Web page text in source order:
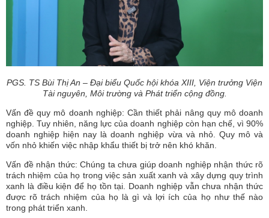
PGS. TS Bùi Thị An – Đại biểu Quốc hội khóa XIII, Viện trưởng Viện
Tài nguyên, Môi trường và Phát triển cộng đồng.
Vấn đề quy mô doanh nghiệp: Cần thiết phải nâng quy mô doanh
nghiệp. Tuy nhiên, năng lực của doanh nghiệp còn hạn chế, vì 90%
doanh nghiệp hiện nay là doanh nghiệp vừa và nhỏ. Quy mô và
vốn nhỏ khiến việc nhập khẩu thiết bị trở nên khó khăn.
Vấn đề nhận thức: Chúng ta chưa giúp doanh nghiệp nhận thức rõ
trách nhiệm của họ trong việc sản xuất xanh và xây dựng quy trình
xanh là điều kiện để họ tồn tại. Doanh nghiệp vẫn chưa nhận thức
được rõ trách nhiệm của họ là gì và lợi ích của họ như thế nào
trong phát triển xanh.